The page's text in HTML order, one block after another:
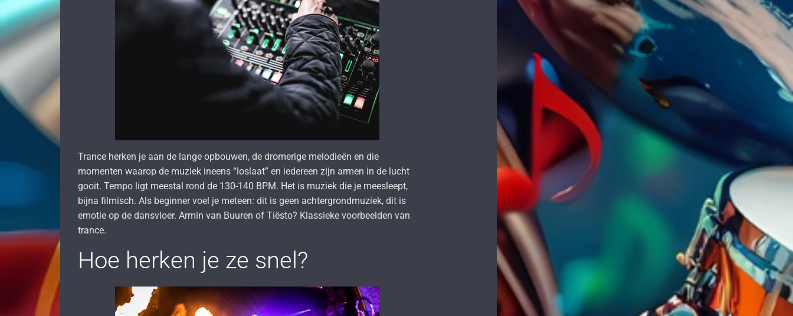
Trance herken je aan de lange opbouwen, de dromerige melodieën en die
momenten waarop de muziek ineens “loslaat” en iedereen zijn armen in de lucht
gooit. Tempo ligt meestal rond de 130-140 BPM. Het is muziek die je meesleept,
bijna filmisch. Als beginner voel je meteen: dit is geen achtergrondmuziek, dit is
emotie op de dansvloer. Armin van Buuren of Tiësto? Klassieke voorbeelden van
trance.
Hoe herken je ze snel?